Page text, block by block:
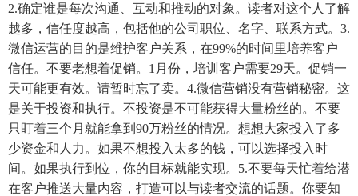
2.确定谁是每次沟通、互动和推动的对象。读者对这个人了解
越多，信任度越高，包括他的公司职位、名字、联系方式。3.
微信运营的目的是维护客户关系，在99%的时间里培养客户
信任。不要老想着促销。1月份，培训客户需要29天。促销一
天可能更有效。请暂时忘了卖。4.微信营销没有营销秘密。这
是关于投资和执行。不投资是不可能获得大量粉丝的。不要
只盯着三个月就能拿到90万粉丝的情况。想想大家投入了多
少资金和人力。如果不想投入太多的钱，可以选择投入时
间。如果执行到位，你的目标就能实现。5.不要每天忙着给潜
在客户推送大量内容，打造可以与读者交流的话题。你要知